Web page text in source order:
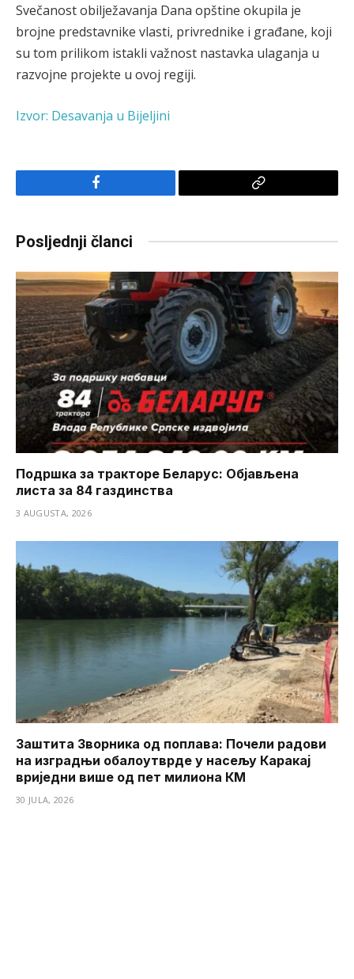
Svečanost obilježavanja Dana opštine okupila je
brojne predstavnike vlasti, privrednike i građane, koji
su tom prilikom istakli važnost nastavka ulaganja u
razvojne projekte u ovoj regiji.
Izvor: Desavanja u Bijeljini
Facebook
Copy
Posljednji članci
Подршка за тракторе Беларус: Објављена
листа за 84 газдинства
3 AUGUSTA, 2026
Заштита Зворника од поплава: Почели радови
на изградњи обалоутврде у насељу Каракај
вриједни више од пет милиона КМ
30 JULA, 2026